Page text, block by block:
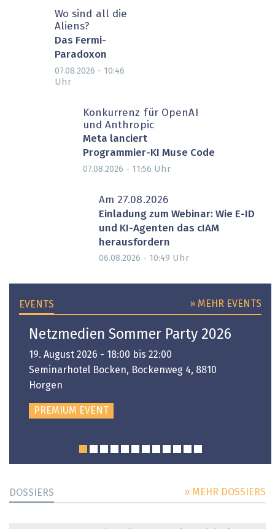
Wo sind all die
Aliens?
Das Fermi-
Paradoxon
07.08.2026 - 10:46
Uhr
Konkurrenz für OpenAI
und Anthropic
Meta lanciert
Programmier-KI Muse Code
07.08.2026 - 11:56 Uhr
Am 27.08.2026
Einladung zum Webinar: Wie E-ID
und KI-Agenten das cIAM
herausfordern
06.08.2026 - 10:49 Uhr
EVENTS » MEHR EVENTS
Netzmedien Sommer Party 2026
19. August 2026 - 18:00 bis 22:00
Seminarhotel Bocken, Bockenweg 4, 8810
Horgen
PREMIUM EVENT
DOSSIERS » MEHR DOSSIERS